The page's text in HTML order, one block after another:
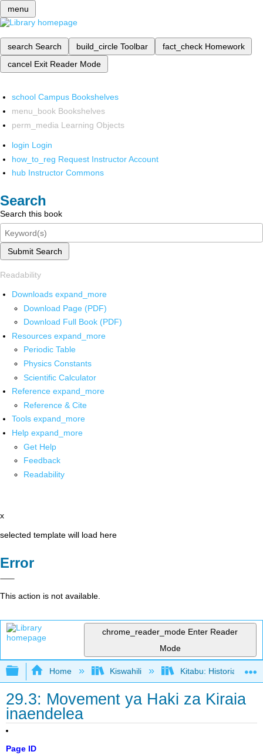
menu
search Search build_circle Toolbar fact_check Homework
cancel Exit Reader Mode
school Campus Bookshelves
menu_book Bookshelves
perm_media Learning Objects
login Login
how_to_reg Request Instructor Account
hub Instructor Commons
Search
Search this book
Submit Search
Readability
Downloads expand_more
Download Page (PDF)
Download Full Book (PDF)
Resources expand_more
Periodic Table
Physics Constants
Scientific Calculator
Reference expand_more
Reference & Cite
Tools expand_more
Help expand_more
Get Help
Feedback
Readability
x
selected template will load here
Error
This action is not available.
chrome_reader_mode Enter Reader
Mode
Expand/collapse global hierarchy
Home Kiswahili Kitabu: Historia ya
29.3: Movement ya Haki za Kiraia
inaendelea
Page ID